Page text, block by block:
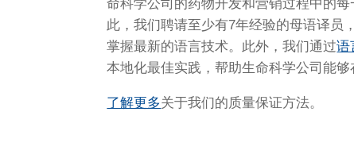
命科学公司的药物开发和营销过程中的
此，我们聘请至少有7年经验的母语译员
掌握最新的语言技术。此外，我们通过语
本地化最佳实践，帮助生命科学公司能够
了解更多关于我们的质量保证方法。